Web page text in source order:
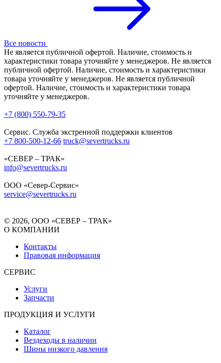
Все новости
Не является публичной офертой. Наличие, стоимость и
характеристики товара уточняйте у менеджеров. Не является
публичной офертой. Наличие, стоимость и характеристики
товара уточняйте у менеджеров. Не является публичной
офертой. Наличие, стоимость и характеристики товара
уточняйте у менеджеров.
+7 (800) 550-79-35
Сервис. Служба экстренной поддержки клиентов
+7 800-500-12-66 truck@severtrucks.ru
«СЕВЕР – ТРАК»
info@severtrucks.ru
ООО «Север-Сервис»
service@severtrucks.ru
© 2026, ООО «СЕВЕР – ТРАК»
О КОМПАНИИ
Контакты
Правовая информация
СЕРВИС
Услуги
Запчасти
ПРОДУКЦИЯ И УСЛУГИ
Каталог
Вездеходы в наличии
Шины низкого давления